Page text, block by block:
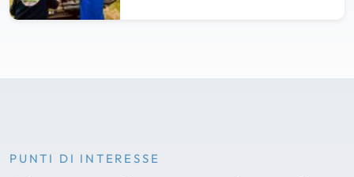
PUNTI DI INTERESSE